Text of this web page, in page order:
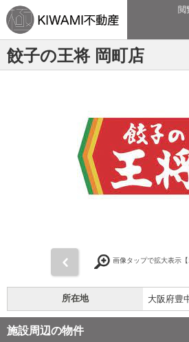
閲
餃子の王将 岡町店
画像タップで拡大表示【
所在地 大阪府豊
施設周辺の物件